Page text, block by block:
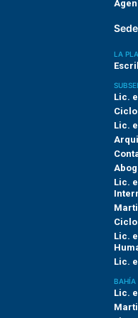
LA
Lic.
Lic.
Lic.
Lic.
Lic.
BAHÍA
Lic.